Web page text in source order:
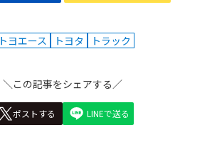
トヨエース トヨタ トラック
＼この記事をシェアする／
ポストする LINEで送る